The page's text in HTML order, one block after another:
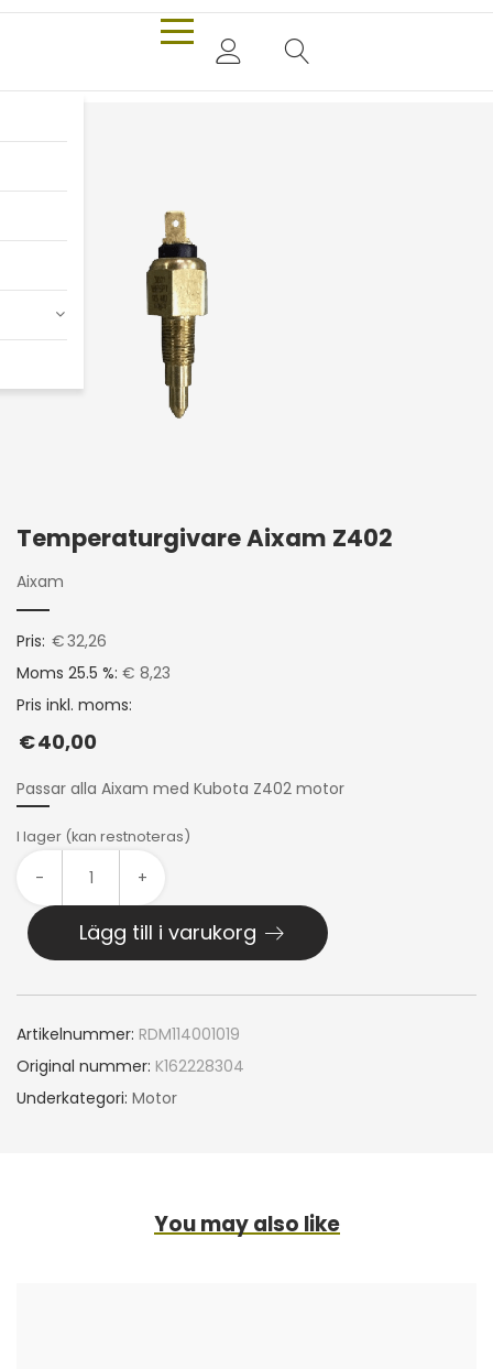
Temperaturgivare Aixam Z402
Aixam
Pris: €32,26
Moms 25.5 %: € 8,23
Pris inkl. moms:
€40,00
Passar alla Aixam med Kubota Z402 motor
I lager (kan restnoteras)
- +
Lägg till i varukorg
Artikelnummer: RDM114001019
Original nummer: K162228304
Underkategori: Motor
You may also like